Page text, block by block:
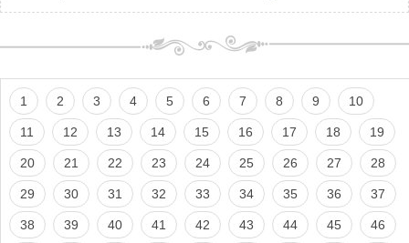
1 2 3 4 5 6 7 8 9 10
11 12 13 14 15 16 17 18 19
20 21 22 23 24 25 26 27 28
29 30 31 32 33 34 35 36 37
38 39 40 41 42 43 44 45 46